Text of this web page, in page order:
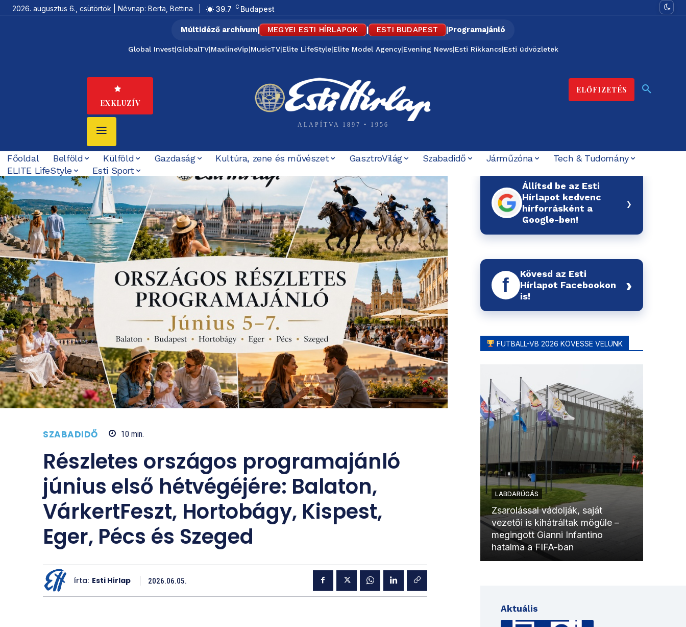
2026. augusztus 6., csütörtök | Névnap: Berta, Bettina 39.7 C Budapest
Múltidéző archívum| MEGYEI ESTI HÍRLAPOK | ESTI BUDAPEST |Programajánló
Global Invest|GlobalTV|MaxlineVip|MusicTV|Elite LifeStyle|Elite Model Agency|Evening News|Esti Rikkancs|Esti üdvözletek
EXKLUZÍV
ALAPÍTVA 1897 • 1956
ELŐFIZETÉS
Főoldal Belföld Külföld Gazdaság Kultúra, zene és művészet GasztroVilág Szabadidő Járműzóna
Tech & Tudomány
ELITE LifeStyle
Esti Sport
SZABADIDŐ 10 min.
Részletes országos programajánló
június első hétvégéjére: Balaton,
VárkertFeszt, Hortobágy, Kispest,
Eger, Pécs és Szeged
írta: Esti Hírlap 2026.06.05.
Állítsd be az Esti
Hírlapot kedvenc
hírforrásként a
Google-ben!
›
f
Kövesd az Esti
Hírlapot Facebookon
is!
›
FUTBALL-VB 2026 KÖVESSE VELÜNK
LABDARÚGÁS
Zsarolással vádolják, saját
vezetői is kihátráltak mögüle –
megingott Gianni Infantino
hatalma a FIFA-ban
Aktuális